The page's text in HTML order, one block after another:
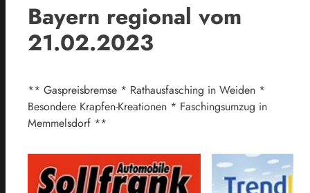
Bayern regional vom
21.02.2023
** Gaspreisbremse * Rathausfasching in Weiden *
Besondere Krapfen-Kreationen * Faschingsumzug in
Memmelsdorf **